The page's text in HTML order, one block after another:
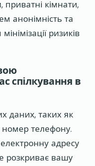
приватні кімнати,
анонімність та
ризиків
спілкування в
даних, таких як
телефону.
адресу
розкриває вашу